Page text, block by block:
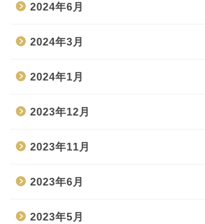
2024年6月
2024年3月
2024年1月
2023年12月
2023年11月
2023年6月
2023年5月